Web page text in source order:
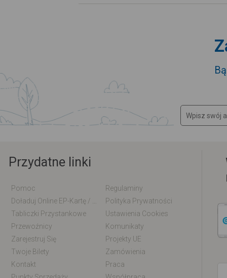
Przydatne linki
Pomoc
Regulaminy
Polityka Prywatności
Tabliczki Przystankowe
Ustawienia Cookies
Przewoźnicy
Komunikaty
Zarejestruj Się
Projekty UE
Twoje Bilety
Zamówienia
Kontakt
Praca